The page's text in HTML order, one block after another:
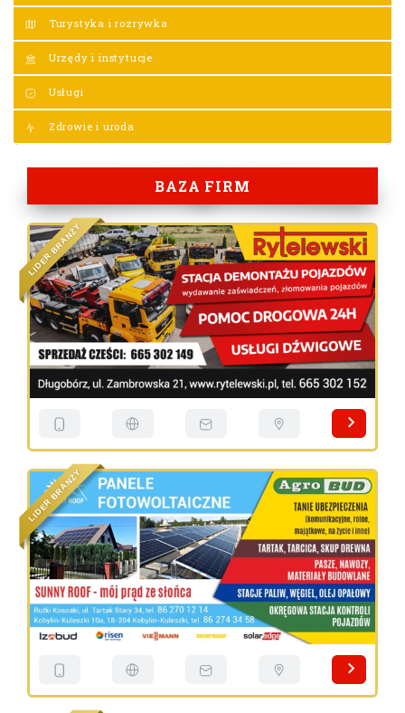
Turystyka i rozrywka
Urzędy i instytucje
Usługi
Zdrowie i uroda
BAZA FIRM
LI
DER
BRAN
Ż
Y
LI
DER
BRANŻ
Y